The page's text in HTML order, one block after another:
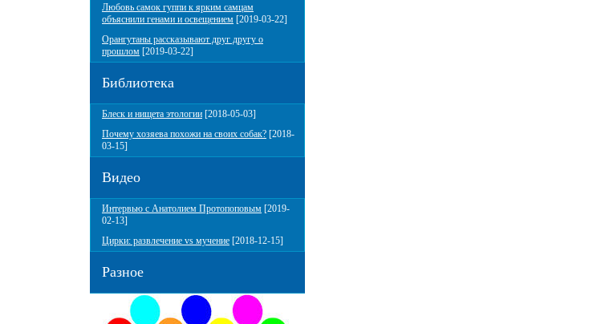
Любовь самок гуппи к ярким самцам
объяснили генами и освещением [2019-03-22]
Орангутаны рассказывают друг другу о
прошлом [2019-03-22]
Библиотека
Блеск и нищета этологии [2018-05-03]
Почему хозяева похожи на своих собак? [2018-
03-15]
Видео
Интервью с Анатолием Протопоповым [2019-
02-13]
Цирки: развлечение vs мучение [2018-12-15]
Разное